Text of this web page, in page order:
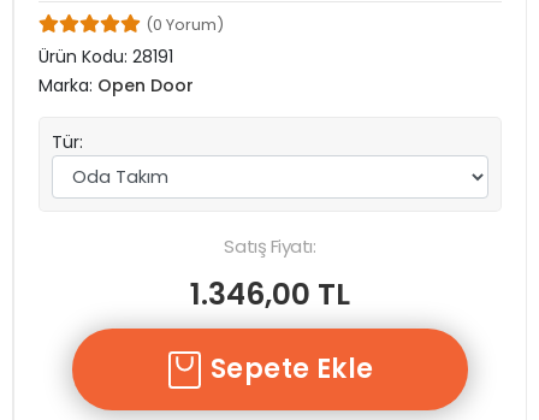
(0 Yorum)
Ürün Kodu: 28191
Marka: Open Door
Tür:
Satış Fiyatı:
1.346,00 TL
Sepete Ekle